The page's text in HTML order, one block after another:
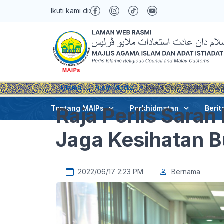
Ikuti kami di:
Tentang MAIPs Perkhidmatan
Utama Pusat Media Raja Perlis Saran
Raja Perlis
Jaga Kesihatan
2022/06/17 2:23 PM Bernama